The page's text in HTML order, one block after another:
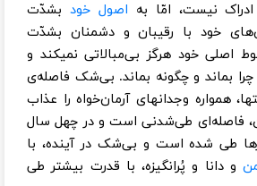
نیست، امّا به اصول خود بشدّت
خود با رقیبان و دشمنان بشدّت
خود هرگز بی‌مبالاتی نمیکند و
بماند و چگونه بماند. بی‌شک فاصله‌ی
همواره وجدانهای آرمان‌خواه را عذاب
فاصله‌ای طی‌شدنی است و در چهل سال
طی شده است و بی‌شک در آینده، با
و دانا و پُرانگیزه، با قدرت بیشتر طی